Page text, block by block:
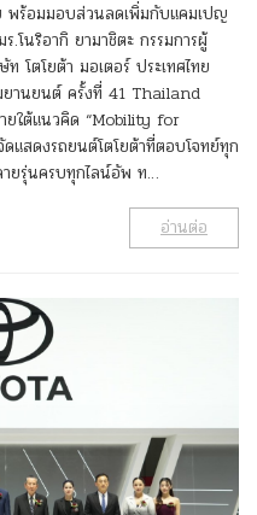
พร้อมมอบส่วนลดเพิ่มกับแคมเปญ
.โนริอากิ ยามาชิตะ กรรมการผู้
โตโยต้า มอเตอร์ ประเทศไทย
ยานยนต์ ครั้งที่ 41 Thailand
ใต้แนวคิด “Mobility for
แสดงรถยนต์โตโยต้าที่ตอบโจทย์ทุก
ายรุ่นครบทุกไลน์อัพ ท…
อ่านต่อ